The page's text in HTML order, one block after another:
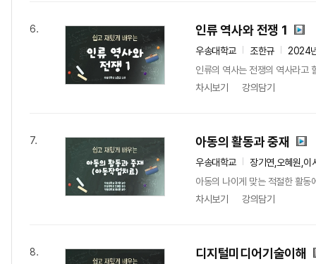
6. 인류 역사와 전쟁 1
우송대학교 조한규
2024
인류의 역사는 전쟁의 역사라고
차시보기
강의담기
7. 아동의 활동과 중재
우송대학교
장기연,오혜원,이
아동의 나이게 맞는 적절한 활동
차시보기
강의담기
8. 디지털미디어기술이해